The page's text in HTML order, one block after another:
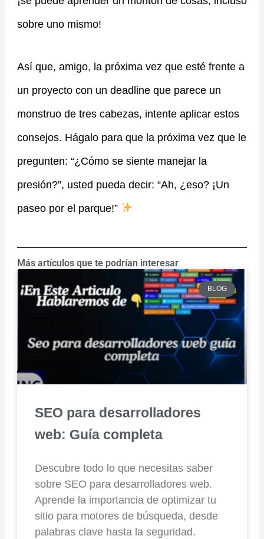
sobre uno mismo!
Así que, amigo, la próxima vez que esté frente a
un proyecto con un deadline que parece un
monstruo de tres cabezas, intente aplicar estos
consejos. Hágalo para que la próxima vez que le
pregunten: “¿Cómo se siente manejar la
presión?”, usted pueda decir: “Ah, ¿eso? ¡Un
paseo por el parque!”
Más artículos que te podrían interesar
BLOG
SEO para desarrolladores
web: Guía completa
Descubre todo lo que necesitas saber
sobre SEO para desarrolladores web.
Aprende la importancia de optimizar tu
sitio para motores de búsqueda, desde
palabras clave hasta la seguridad.